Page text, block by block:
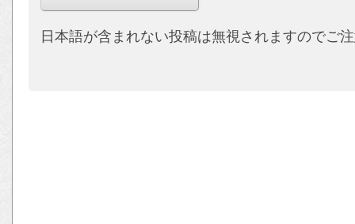
日本語が含まれない投稿は無視されますのでご